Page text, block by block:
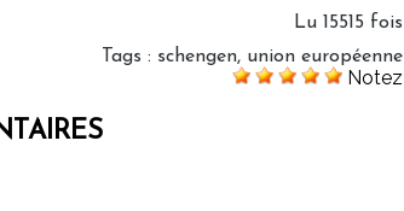
Lu 15515 fois
Tags : schengen, union européenne
Notez